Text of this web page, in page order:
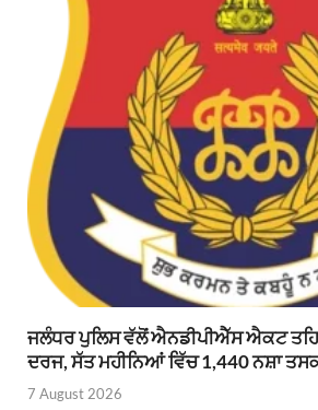
ਜਲੰਧਰ ਪੁਲਿਸ ਵੱਲੋਂ ਐਨਡੀਪੀਐੱਸ ਐਕਟ
ਦਰਜ, ਸੱਤ ਮਹੀਨਿਆਂ ਵਿੱਚ 1,440 ਨਸ਼ਾ
7 August 2026